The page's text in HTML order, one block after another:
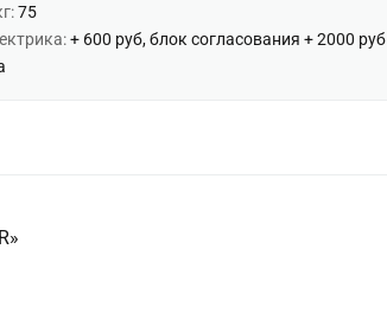
75
+ 600 руб, блок согласования + 2000 руб